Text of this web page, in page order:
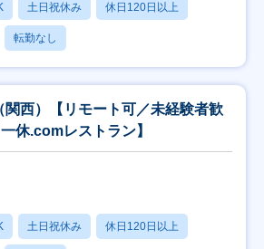
土日祝休み 休日120日以上
転勤なし
関西）【リモート可／未経験者歓
休.comレストラン】
土日祝休み 休日120日以上